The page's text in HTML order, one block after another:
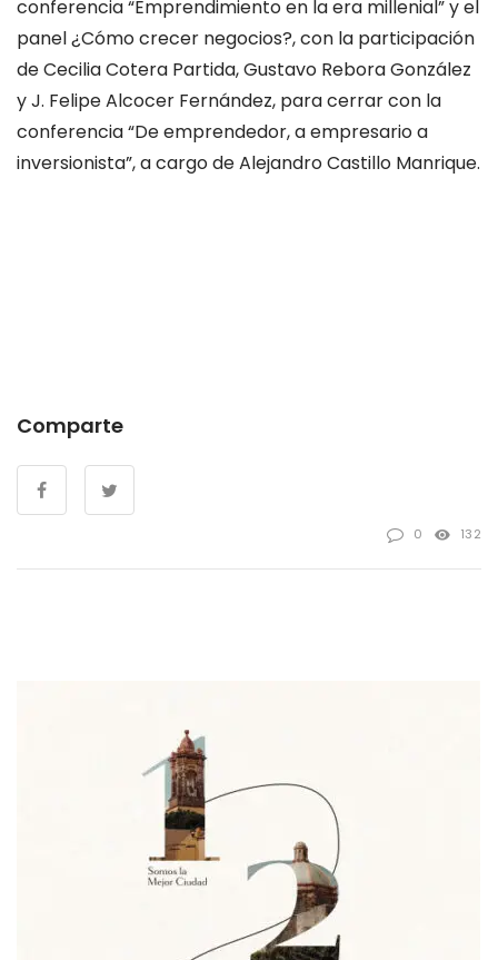
conferencia “Emprendimiento en la era millenial” y el
panel ¿Cómo crecer negocios?, con la participación
de Cecilia Cotera Partida, Gustavo Rebora González
y J. Felipe Alcocer Fernández, para cerrar con la
conferencia “De emprendedor, a empresario a
inversionista”, a cargo de Alejandro Castillo Manrique.
Comparte
0 132